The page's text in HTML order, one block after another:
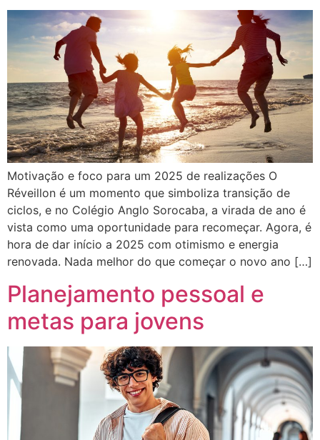
Motivação e foco para um 2025 de realizações O
Réveillon é um momento que simboliza transição de
ciclos, e no Colégio Anglo Sorocaba, a virada de ano é
vista como uma oportunidade para recomeçar. Agora, é
hora de dar início a 2025 com otimismo e energia
renovada. Nada melhor do que começar o novo ano […]
Planejamento pessoal e
metas para jovens